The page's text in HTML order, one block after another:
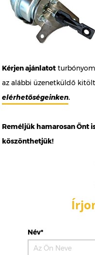
Kérjen ajánlatot
az alábbi üzenetküldő
elérhetőségeinken.
Reméljük hamarosan Önt
köszönthetjük!
Név*